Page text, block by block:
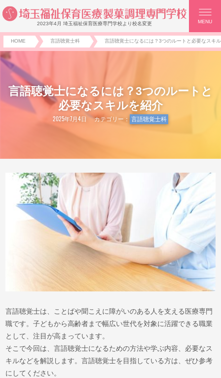
2023年4月 埼玉福祉保育医療専門学校より校名変更 MENU
HOME 言語聴覚士科 言語聴覚士になるには？3つのルートと必要なスキ
言語聴覚士になるには？3つのルートと
必要なスキルを紹介
2025年7月4日 カテゴリー： 言語聴覚士科
言語聴覚士は、ことばや聞こえに障がいのある人を支える医療専門
職です。子どもから高齢者まで幅広い世代を対象に活躍できる職業
として、注目が高まっています。
そこで今回は、言語聴覚士になるための方法や学ぶ内容、必要なス
キルなどを解説します。言語聴覚士を目指している方は、ぜひ参考
にしてください。